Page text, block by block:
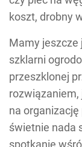
koszt, drobny
Mamy jeszcze
szklarni
przeszklonej
na
świetnie nada
spotkanie